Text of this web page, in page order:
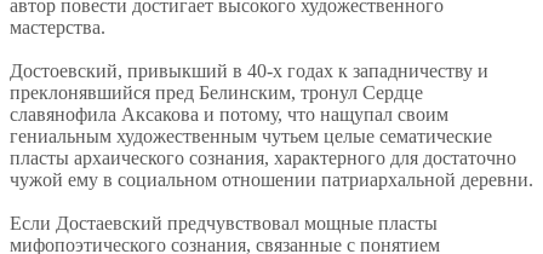
автор повести достигает высокого художественного
мастерства.
Достоевский, привыкший в 40-х годах к западничеству и
преклонявшийся пред Белинским, тронул Сердце
славянофила Аксакова и потому, что нащупал своим
гениальным художественным чутьем целые сематические
пласты архаического сознания, характерного для достаточно
чужой ему в социальном отношении патриархальной деревни.
Если Достаевский предчувствовал мощные пласты
мифопоэтического сознания, связанные с понятием